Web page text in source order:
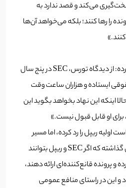
می‌کند و قصد ندارد به
را رها کنند؛ بلکه می‌خواهد آن‌ها
«دیتون نکته مهمی مطرح کرده: از دیدگاه تورس، SEC در پنج سال
ایستاده و هزاران ساعت وقت
اینکه این نهاد بخواهد بگوید این
برای او قابل قبول نیست.»
اولیه ریپل را رد کرده، اما مسیر
مشخصی را پیش روی طرفین گذاشته که اگر SEC و ریپل بتوانند
و پرونده قانع‌کننده‌ای ارائه دهند،
این در راستای منافع عمومی